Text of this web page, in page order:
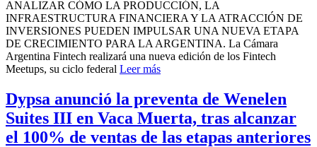
ANALIZAR CÓMO LA PRODUCCIÓN, LA
INFRAESTRUCTURA FINANCIERA Y LA ATRACCIÓN DE
INVERSIONES PUEDEN IMPULSAR UNA NUEVA ETAPA
DE CRECIMIENTO PARA LA ARGENTINA. La Cámara
Argentina Fintech realizará una nueva edición de los Fintech
Meetups, su ciclo federal Leer más
Dypsa anunció la preventa de Wenelen
Suites III en Vaca Muerta, tras alcanzar
el 100% de ventas de las etapas anteriores